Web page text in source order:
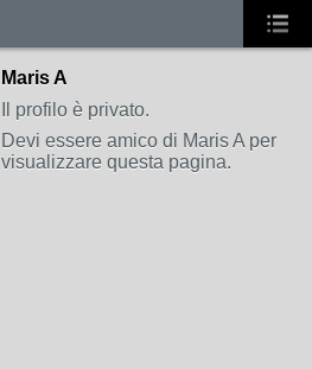
Maris A
Il profilo è privato.
Devi essere amico di Maris A per
visualizzare questa pagina.